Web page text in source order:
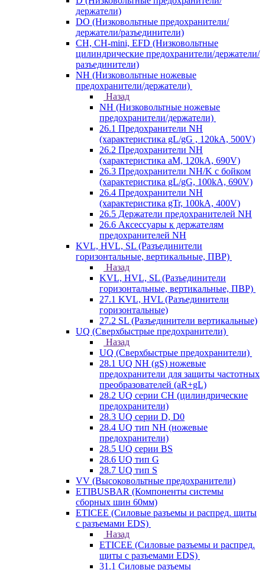
держатели)
DO (Низковольтные предохранители/
держатели/разъединители)
CH, CH-mini, EFD (Низковольтные
цилиндрические предохранители/держатели/
разъединители)
NH (Низковольтные ножевые
предохранители/держатели)
Назад
NH (Низковольтные ножевые
предохранители/держатели)
26.1 Предохранители NH
(характеристика gL/gG , 120kA, 500V)
26.2 Предохранители NH
(характеристика aM, 120kA, 690V)
26.3 Предохранители NH/K с бойком
(характеристика gL/gG, 100kA, 690V)
26.4 Предохранители NH
(характеристика gTr, 100kA, 400V)
26.5 Держатели предохранителей NH
26.6 Аксессуары к держателям
предохранителей NH
KVL, HVL, SL (Разъединители
горизонтальные, вертикальные, ПВР)
Назад
KVL, HVL, SL (Разъединители
горизонтальные, вертикальные, ПВР)
27.1 KVL, HVL (Разъединители
горизонтальные)
27.2 SL (Разъединители вертикальные)
UQ (Сверхбыстрые предохранители)
Назад
UQ (Сверхбыстрые предохранители)
28.1 UQ NH (gS) ножевые
предохранители для защиты частотных
преобразователей (aR+gL)
28.2 UQ серии CH (цилиндрические
предохранители)
28.3 UQ серии D, D0
28.4 UQ тип NH (ножевые
предохранители)
28.5 UQ серии BS
28.6 UQ тип G
28.7 UQ тип S
VV (Высоковольтные предохранители)
ETIBUSBAR (Компоненты системы
сборных шин 60мм)
ETICEE (Силовые разъемы и распред. щиты
с разъемами EDS)
Назад
ETICEE (Силовые разъемы и распред.
щиты с разъемами EDS)
31.1 Силовые разъемы